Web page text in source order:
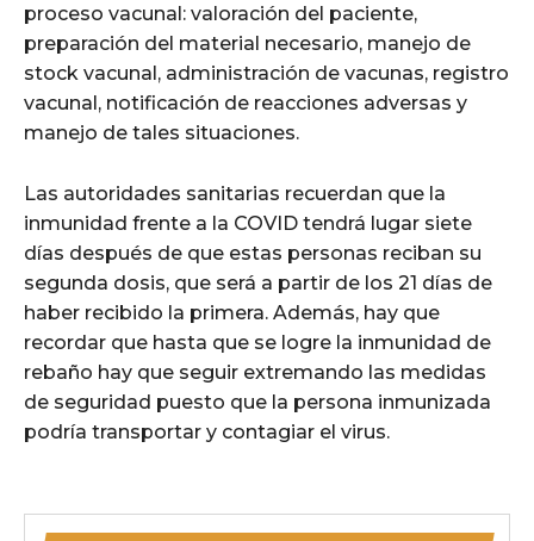
proceso vacunal: valoración del paciente,
preparación del material necesario, manejo de
stock vacunal, administración de vacunas, registro
vacunal, notificación de reacciones adversas y
manejo de tales situaciones.
Las autoridades sanitarias recuerdan que la
inmunidad frente a la COVID tendrá lugar siete
días después de que estas personas reciban su
segunda dosis, que será a partir de los 21 días de
haber recibido la primera. Además, hay que
recordar que hasta que se logre la inmunidad de
rebaño hay que seguir extremando las medidas
de seguridad puesto que la persona inmunizada
podría transportar y contagiar el virus.